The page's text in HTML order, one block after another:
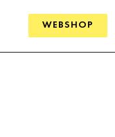
WEBSHOP